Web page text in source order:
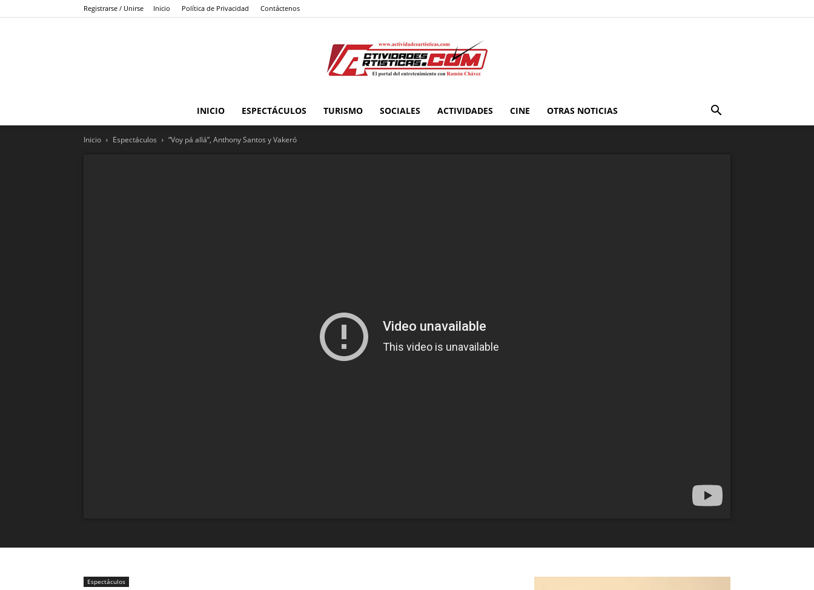
Registrarse / Unirse Inicio Política de Privacidad Contáctenos
Actividadesartisticas.com
INICIO ESPECTÁCULOS TURISMO SOCIALES ACTIVIDADES CINE OTRAS NOTICIAS
Inicio Espectáculos “Voy pá allá”, Anthony Santos y Vakeró
Espectáculos